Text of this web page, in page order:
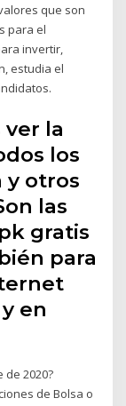
que son
para el
invertir,
estudia el
ver la
los
y otros
las
gratis
para
en
2020?
de Bolsa o